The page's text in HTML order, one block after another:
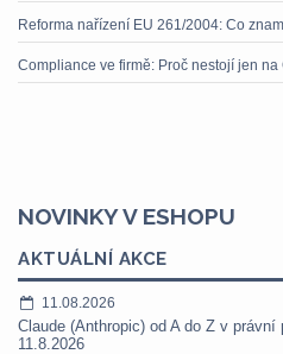
Reforma nařízení EU 261/2004: Co
Compliance ve firmě: Proč nestojí jen
NOVINKY V ESHOPU
AKTUÁLNÍ AKCE
11.08.2026
Claude (Anthropic) od A do Z v
11.8.2026